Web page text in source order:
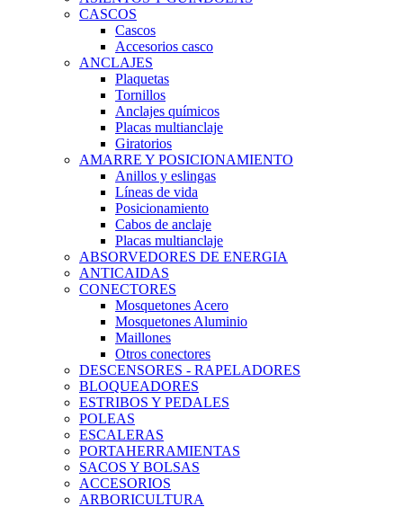
CASCOS
Cascos
Accesorios casco
ANCLAJES
Plaquetas
Tornillos
Anclajes químicos
Placas multianclaje
Giratorios
AMARRE Y POSICIONAMIENTO
Anillos y eslingas
Líneas de vida
Posicionamiento
Cabos de anclaje
Placas multianclaje
ABSORVEDORES DE ENERGIA
ANTICAIDAS
CONECTORES
Mosquetones Acero
Mosquetones Aluminio
Maillones
Otros conectores
DESCENSORES - RAPELADORES
BLOQUEADORES
ESTRIBOS Y PEDALES
POLEAS
ESCALERAS
PORTAHERRAMIENTAS
SACOS Y BOLSAS
ACCESORIOS
ARBORICULTURA